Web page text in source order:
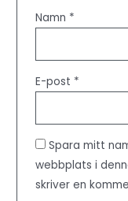
Namn *
E-post *
Spara mitt
webbplats i
skriver en